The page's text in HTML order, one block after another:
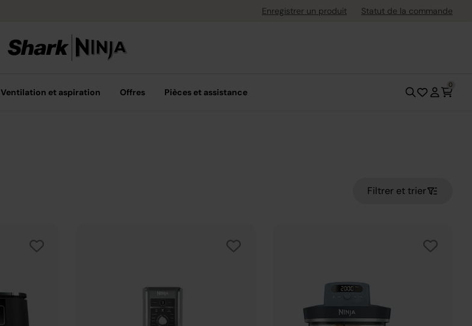
Livraison gratuite dès 40 € d'achatEnregistrer un produit Statut de la commande
Ventilation et aspiration Offres Pièces et assistance
0
Filtrer et trier